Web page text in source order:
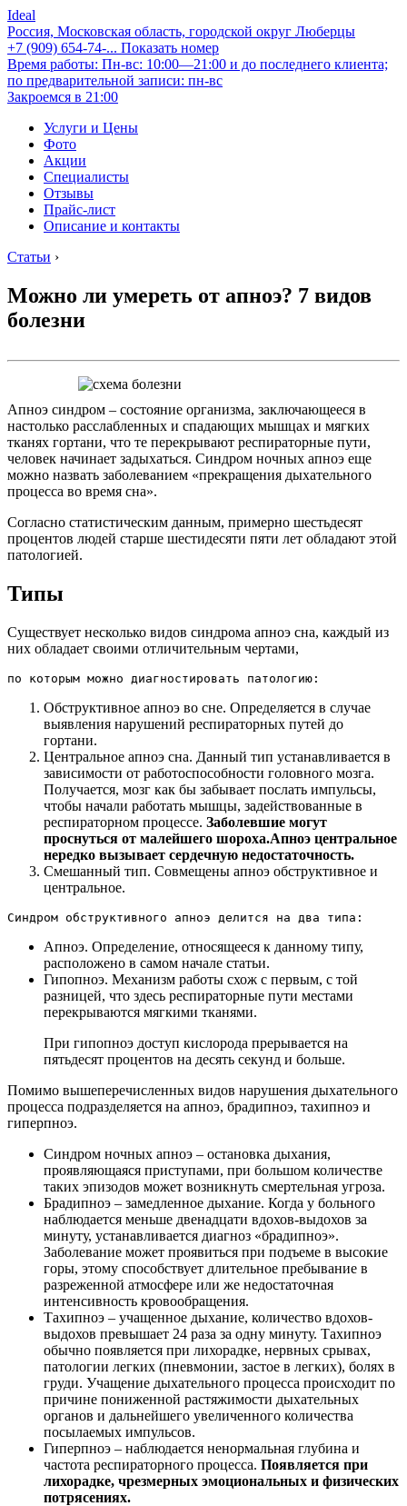
Ideal
Россия, Московская область, городской округ Люберцы
+7 (909) 654-74-... Показать номер
Время работы: Пн-вс: 10:00—21:00 и до последнего клиента;
по предварительной записи: пн-вс
Закроемся в 21:00
Услуги и Цены
Фото
Акции
Специалисты
Отзывы
Прайс-лист
Описание и контакты
Статьи ›
Можно ли умереть от апноэ? 7 видов
болезни
Апноэ синдром – состояние организма, заключающееся в
настолько расслабленных и спадающих мышцах и мягких
тканях гортани, что те перекрывают респираторные пути,
человек начинает задыхаться. Синдром ночных апноэ еще
можно назвать заболеванием «прекращения дыхательного
процесса во время сна».
Согласно статистическим данным, примерно шестьдесят
процентов людей старше шестидесяти пяти лет обладают этой
патологией.
Типы
Существует несколько видов синдрома апноэ сна, каждый из
них обладает своими отличительным чертами,
по которым можно диагностировать патологию:
Обструктивное апноэ во сне. Определяется в случае
выявления нарушений респираторных путей до
гортани.
Центральное апноэ сна. Данный тип устанавливается в
зависимости от работоспособности головного мозга.
Получается, мозг как бы забывает послать импульсы,
чтобы начали работать мышцы, задействованные в
респираторном процессе. Заболевшие могут
проснуться от малейшего шороха.Апноэ центральное
нередко вызывает сердечную недостаточность.
Смешанный тип. Совмещены апноэ обструктивное и
центральное.
Синдром обструктивного апноэ делится на два типа:
Апноэ. Определение, относящееся к данному типу,
расположено в самом начале статьи.
Гипопноэ. Механизм работы схож с первым, с той
разницей, что здесь респираторные пути местами
перекрываются мягкими тканями.
При гипопноэ доступ кислорода прерывается на
пятьдесят процентов на десять секунд и больше.
Помимо вышеперечисленных видов нарушения дыхательного
процесса подразделяется на апноэ, брадипноэ, тахипноэ и
гиперпноэ.
Синдром ночных апноэ – остановка дыхания,
проявляющаяся приступами, при большом количестве
таких эпизодов может возникнуть смертельная угроза.
Брадипноэ – замедленное дыхание. Когда у больного
наблюдается меньше двенадцати вдохов-выдохов за
минуту, устанавливается диагноз «брадипноэ».
Заболевание может проявиться при подъеме в высокие
горы, этому способствует длительное пребывание в
разреженной атмосфере или же недостаточная
интенсивность кровообращения.
Тахипноэ – учащенное дыхание, количество вдохов-
выдохов превышает 24 раза за одну минуту. Тахипноэ
обычно появляется при лихорадке, нервных срывах,
патологии легких (пневмонии, застое в легких), болях в
груди. Учащение дыхательного процесса происходит по
причине пониженной растяжимости дыхательных
органов и дальнейшего увеличенного количества
посылаемых импульсов.
Гиперпноэ – наблюдается ненормальная глубина и
частота респираторного процесса. Появляется при
лихорадке, чрезмерных эмоциональных и физических
потрясениях.